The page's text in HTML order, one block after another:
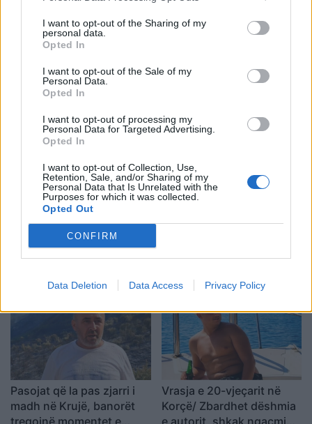
I want to opt-out of the Sharing of my
personal data.
Opted In
I want to opt-out of the Sale of my
Personal Data.
Opted In
I want to opt-out of processing my
Personal Data for Targeted Advertising.
Opted In
I want to opt-out of Collection, Use,
Retention, Sale, and/or Sharing of my
Personal Data that Is Unrelated with the
Purposes for which it was collected.
Opted Out
CONFIRM
Data Deletion Data Access Privacy Policy
Ngjarje tragjike në Ksamil/
Babai godet
aksidentalisht vajzën 4-
vjeçare me makinë, fëmija
humb jetën
Vrasja e 20-vjeçarit në
Korçë/ Balliu: Edi Rama ka
është kthyer në pasiguri
kronike dhe thirrja “Jepe
peshë
Shqipëria i përgjigjet
Zelenskyt për Kosovën:
Krahasimi me Ukrainën
20-vjeçarit Kristjan Sterjo,
akuzohet për vrasjen e
Joan Zukos
Pasojat që la pas zjarri i
madh në Krujë, banorët
tregojnë momentet e
Vrasja e 20-vjeçarit në
Korçë/ Zbardhet dëshmia
e autorit, shkak ngacmimi